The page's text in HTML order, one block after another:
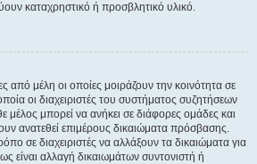
καταχρηστικό ή προσβλητικό υλικό.
από μέλη οι οποίες μοιράζουν την κοινότητα σε
οι διαχειριστές του συστήματος συζητήσεων
μπορεί να ανήκει σε διάφορες ομάδες και
ανατεθεί επιμέρους δικαιώματα πρόσβασης.
σε διαχειριστές να αλλάξουν τα δικαιώματα για
είναι αλλαγή δικαιωμάτων συντονιστή ή